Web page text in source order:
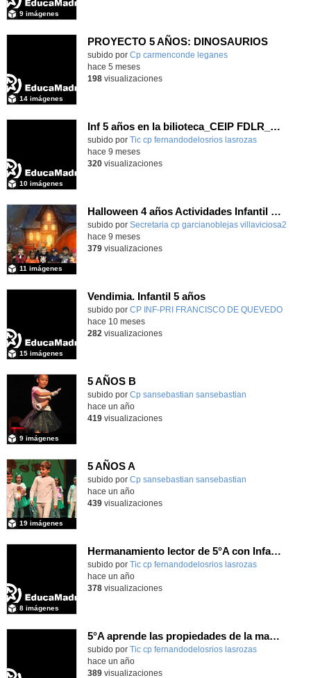
9 imágenes
PROYECTO 5 AÑOS: DINOSAURIOS
Contenido educativo.
subido por Cp carmenconde leganes
14 imágenes
-
hace 5 meses
198visualizaciones
Inf 5 años en la bilioteca_CEIP FDLR_Las Rozas
Contenido educativo.
subido por Tic cp fernandodelosrios lasrozas
10 imágenes
-
hace 9 meses
320visualizaciones
Halloween 4 años Actividades Infantil y foto de grupo
subido por Secretaria cp garcianoblejas villaviciosa2
11 imágenes
hace 9 meses
379visualizaciones
Vendimia. Infantil 5 años
subido por CP INF-PRI FRANCISCO DE QUEVEDO
15 imágenes
-
hace 10 meses
282 visualizaciones
5 AÑOS B
Contenido educativo.
subido por Cp sansebastian sansebastian
9 imágenes
hace un año
419visualizaciones
5 AÑOS A
Contenido educativo.
subido por Cp sansebastian sansebastian
19 imágenes
hace un año
439visualizaciones
Hermanamiento lector de 5°A con Infantil 4 años_CEIP FDLR_Las Rozas
Contenido educativo.
subido por Tic cp fernandodelosrios lasrozas
8 imágenes
-
hace un año
378visualizaciones
5°A aprende las propiedades de la materia_CEIP
Contenido educativo.
subido por Tic cp fernandodelosrios lasrozas-
hace un año
389visualizaciones